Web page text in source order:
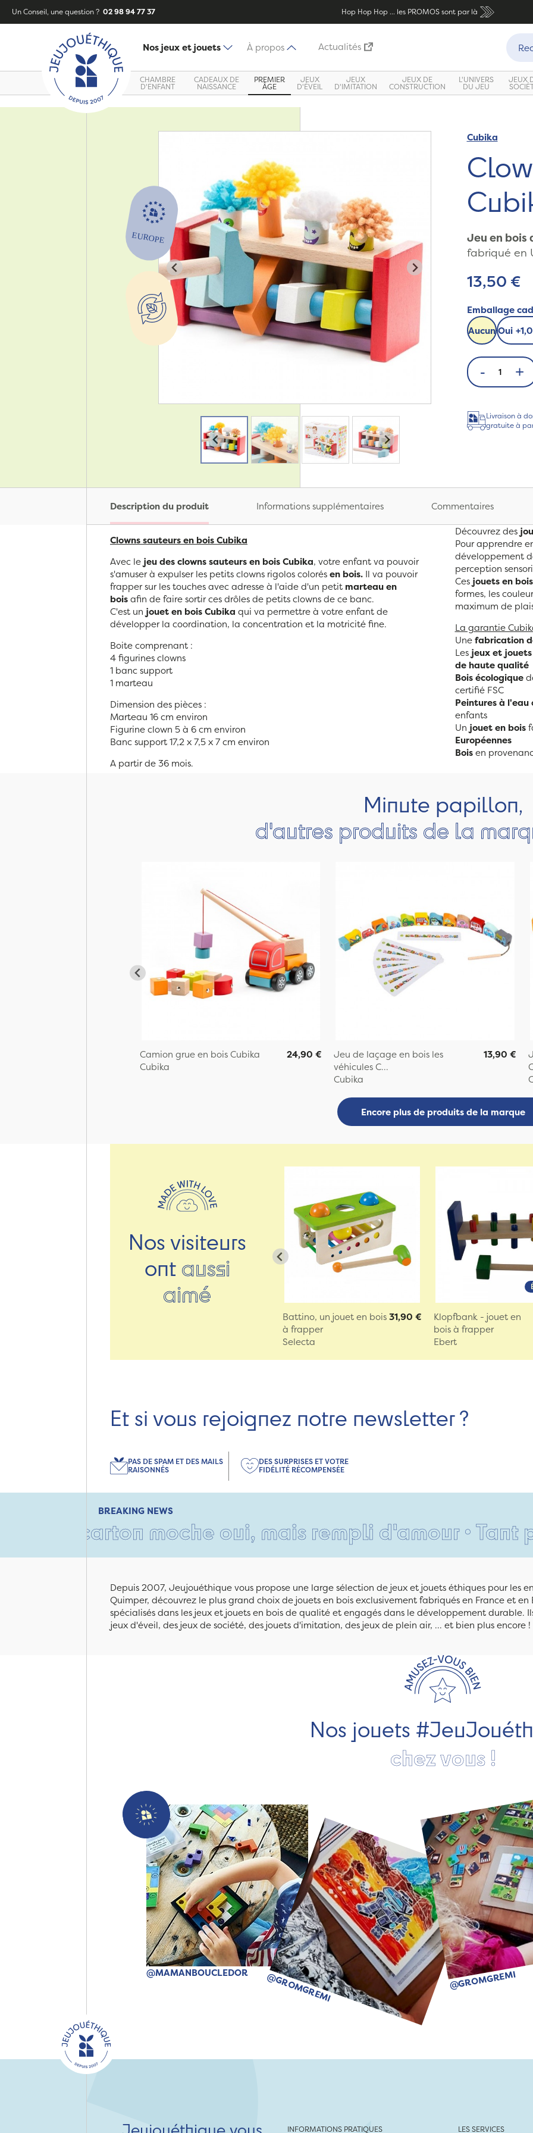
Un Conseil, une question ? 02 98 94 77 37 Hop Hop Hop ... les PROMOS sont par là
Nos jeux et jouets À propos Actualités
CHAMBRE
D'ENFANT
CADEAUX DE
NAISSANCE
PREMIER
ÂGE
JEUX
D'ÉVEIL
JEUX
D'IMITATION
JEUX DE
CONSTRUCTION
L'UNIVERS
DU JEU
JEUX
ZoomCubika
Jeu en bois
fabriqué en
13,50 €
Emballage
AucunOui +
- +
Livraison à
gratuite à
Description du produit Informations supplémentaires Commentaires
Clowns sauteurs en bois Cubika
Avec le jeu des clowns sauteurs en bois Cubika, votre enfant va pouvoir
s'amuser à expulser les petits clowns rigolos colorésen bois. Il va pouvoir
frapper sur les touches avec adresse à l'aide d'un petit marteau en
boisafin de faire sortir ces drôles de petits clowns de ce banc.
C'est un jouet en boisCubika qui va permettre à votre enfant de
développer la coordination, la concentration et la motricité fine.
Boite comprenant :
4 figurines clowns
1 banc support
1 marteau
Dimension des pièces :
Marteau 16 cm environ
Figurine clown 5 à 6 cm environ
Banc support 17,2 x 7,5 x 7 cm environ
A partir de 36 mois.
Découvrez des
Pour apprendre
développement
perception
Cesjouets en bois
formes, les
maximum de
La garantie
Unefabrication
Les jeux et
de haute qualité
Bois écologique
certifié FSC
Peintures à l'eau
enfants
Un jouet en bois
Européennes
Boisen
Minute papillon,
d'autres produits de la
Camion grue en bois Cubika
Cubika
24,90 €
Jeu de laçage en bois les
véhicules C...
Cubika
13,90 €
Encore plus de produits de la marque
Nos visiteurs
ont aussi
aimé
Battino, un jouet en bois
à frapper
Selecta
31,90 €
Klopfbank - jouet en
bois à frapper
Ebert
Et si vous rejoignez notre newsletter ?
PAS DE SPAM ET DES MAILS
RAISONNÉS
DES SURPRISES ET VOTRE
FIDÉLITÉ RÉCOMPENSÉE
BREAKING NEWS
moche oui, mais rempli d'amour • Tant pis
Depuis 2007, Jeujouéthique vous propose une large sélection de jeux et jouets éthiques pour les
Quimper, découvrez le plus grand choix de jouets en bois exclusivement fabriqués en France et
spécialisés dans les jeux et jouets en bois de qualité et engagés dans le développement durable.
jeux d'éveil, des jeux de société, des jouets d'imitation, des jeux de plein air, ... et bien plus encore !
Nos jouets
chez vous !
@MAMANBOUCLEDOR @GROMGREMI @GROMGREMI
INFORMATIONS PRATIQUES LES SERVICES